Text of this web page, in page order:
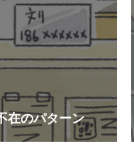
在のパターン